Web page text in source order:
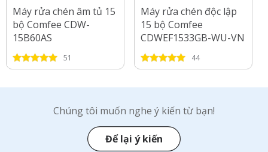
Máy rửa chén âm tủ 15
bộ Comfee CDW-
15B60AS
51
Máy rửa chén độc lập
15 bộ Comfee
CDWEF1533GB-WU-VN
44
Chúng tôi muốn nghe ý kiến từ bạn!
Để lại ý kiến